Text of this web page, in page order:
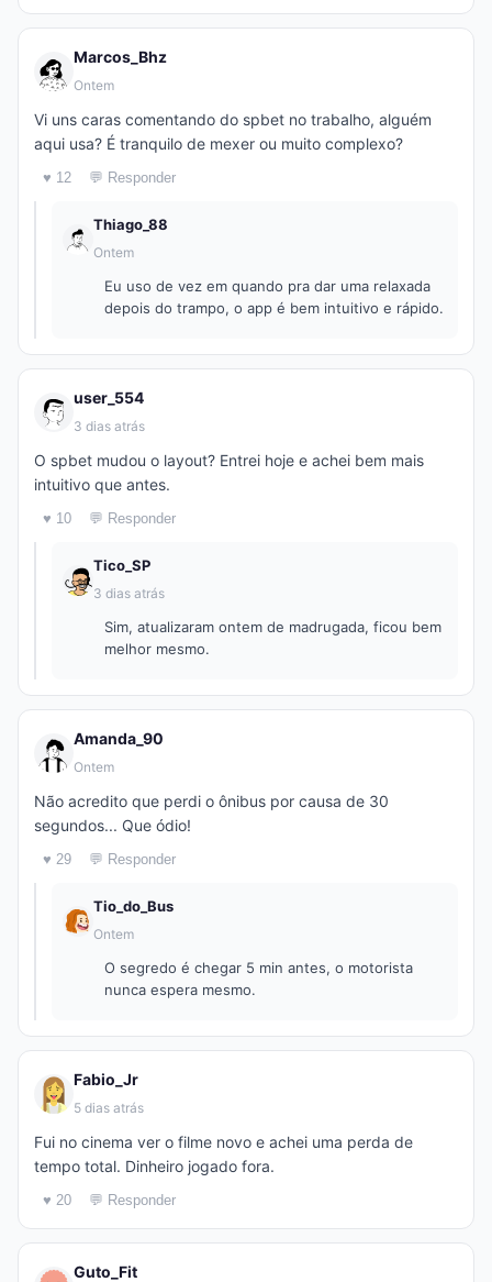
Marcos_Bhz
Ontem
Vi uns caras comentando do spbet no trabalho, alguém
aqui usa? É tranquilo de mexer ou muito complexo?
♥ 12 💬 Responder
Thiago_88
Ontem
Eu uso de vez em quando pra dar uma relaxada
depois do trampo, o app é bem intuitivo e rápido.
user_554
3 dias atrás
O spbet mudou o layout? Entrei hoje e achei bem mais
intuitivo que antes.
♥ 10 💬 Responder
Tico_SP
3 dias atrás
Sim, atualizaram ontem de madrugada, ficou bem
melhor mesmo.
Amanda_90
Ontem
Não acredito que perdi o ônibus por causa de 30
segundos... Que ódio!
♥ 29 💬 Responder
Tio_do_Bus
Ontem
O segredo é chegar 5 min antes, o motorista
nunca espera mesmo.
Fabio_Jr
5 dias atrás
Fui no cinema ver o filme novo e achei uma perda de
tempo total. Dinheiro jogado fora.
♥ 20 💬 Responder
Guto_Fit